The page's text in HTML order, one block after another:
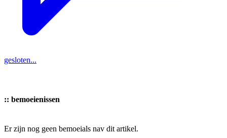
gesloten...
:: bemoeienissen
Er zijn nog geen bemoeials nav dit artikel.